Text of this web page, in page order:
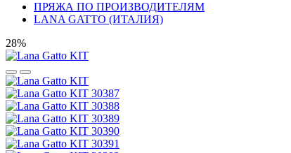
ПРЯЖА ПО ПРОИЗВОДИТЕЛЯМ
LANA GATTO (ИТАЛИЯ)
28%